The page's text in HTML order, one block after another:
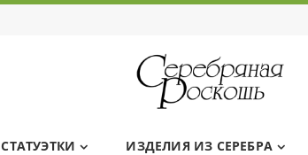
СТАТУЭТКИ ИЗДЕЛИЯ ИЗ СЕРЕБРА